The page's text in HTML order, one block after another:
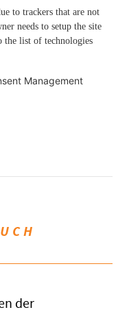
to trackers that are not
needs to setup the site
the list of technologies
Management
der